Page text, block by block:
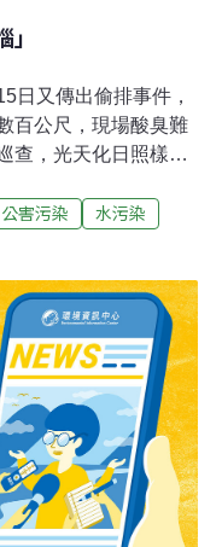
日又傳出偷排事件，
百公尺，現場酸臭難
查，光天化日照樣偷
行為，已沈寂好一陣
好幾天，河川巡守志
污染的通報率已由過
對於廢水污染業者已
公害污染
水污染